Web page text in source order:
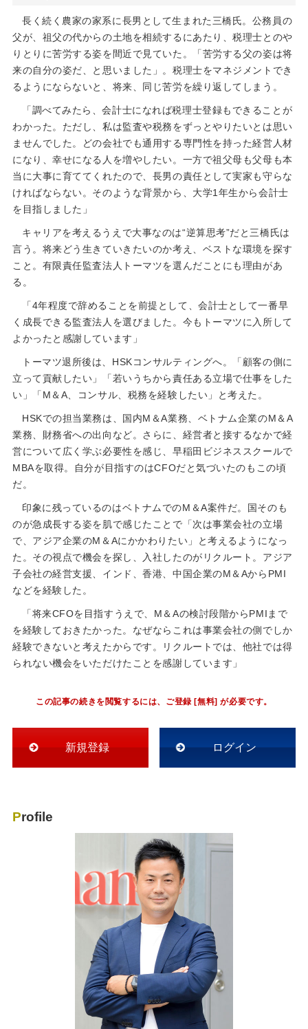
長く続く農家の家系に長男として生まれた三橋氏。公務員の
父が、祖父の代からの土地を相続するにあたり、税理士とのや
りとりに苦労する姿を間近で見ていた。「苦労する父の姿は将
来の自分の姿だ、と思いました」。税理士をマネジメントでき
るようにならないと、将来、同じ苦労を繰り返してしまう。
「調べてみたら、会計士になれば税理士登録もできることが
わかった。ただし、私は監査や税務をずっとやりたいとは思い
ませんでした。どの会社でも通用する専門性を持った経営人材
になり、幸せになる人を増やしたい。一方で祖父母も父母も本
当に大事に育ててくれたので、長男の責任として実家も守らな
ければならない。そのような背景から、大学1年生から会計士
を目指しました」
キャリアを考えるうえで大事なのは“逆算思考”だと三橋氏は
言う。将来どう生きていきたいのか考え、ベストな環境を探す
こと。有限責任監査法人トーマツを選んだことにも理由があ
る。
「4年程度で辞めることを前提として、会計士として一番早
く成長できる監査法人を選びました。今もトーマツに入所して
よかったと感謝しています」
トーマツ退所後は、HSKコンサルティングへ。「顧客の側に
立って貢献したい」「若いうちから責任ある立場で仕事をした
い」「M＆A、コンサル、税務を経験したい」と考えた。
HSKでの担当業務は、国内M＆A業務、ベトナム企業のM＆A
業務、財務省への出向など。さらに、経営者と接するなかで経
営について広く学ぶ必要性を感じ、早稲田ビジネススクールで
MBAを取得。自分が目指すのはCFOだと気づいたのもこの頃
だ。
印象に残っているのはベトナムでのM＆A案件だ。国そのも
のが急成長する姿を肌で感じたことで「次は事業会社の立場
で、アジア企業のM＆Aにかかわりたい」と考えるようになっ
た。その視点で機会を探し、入社したのがリクルート。アジア
子会社の経営支援、インド、香港、中国企業のM＆AからPMI
などを経験した。
「将来CFOを目指すうえで、M＆Aの検討段階からPMIまで
を経験しておきたかった。なぜならこれは事業会社の側でしか
経験できないと考えたからです。リクルートでは、他社では得
られない機会をいただけたことを感謝しています」
この記事の続きを閲覧するには、ご登録 [無料] が必要です。
新規登録 ログイン
Profile